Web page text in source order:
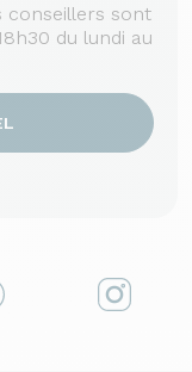
conseillers sont
du lundi au